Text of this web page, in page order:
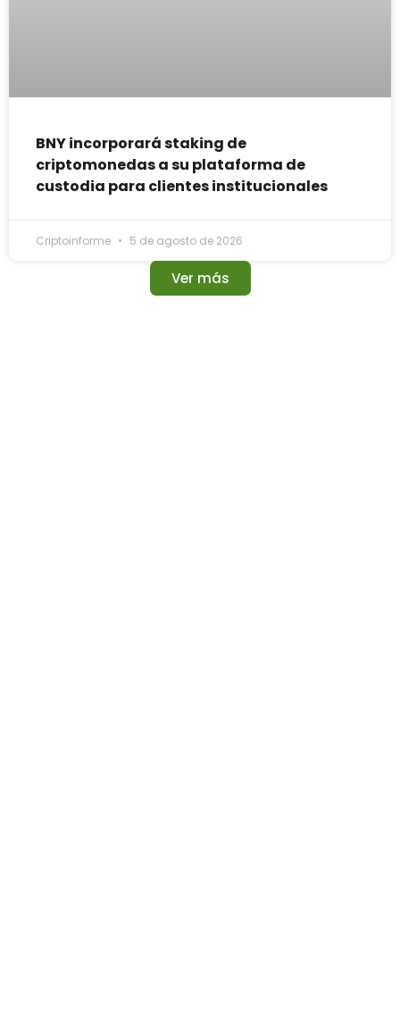
BNY incorporará staking de
criptomonedas a su plataforma de
custodia para clientes institucionales
Criptoinforme 5 de agosto de 2026
Ver más